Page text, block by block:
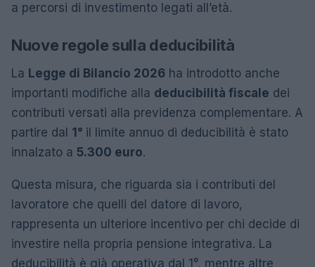
a percorsi di investimento legati all’età.
Nuove regole sulla deducibilità
La Legge di Bilancio 2026 ha introdotto anche
importanti modifiche alla deducibilità fiscale dei
contributi versati alla previdenza complementare. A
partire dal 1° il limite annuo di deducibilità è stato
innalzato a 5.300 euro.
Questa misura, che riguarda sia i contributi del
lavoratore che quelli del datore di lavoro,
rappresenta un ulteriore incentivo per chi decide di
investire nella propria pensione integrativa. La
deducibilità è già operativa dal 1°, mentre altre